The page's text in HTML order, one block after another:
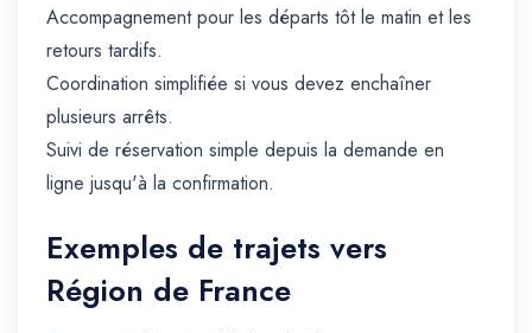
Accompagnement pour les départs tôt le matin et les
retours tardifs.
Coordination simplifiée si vous devez enchaîner
plusieurs arrêts.
Suivi de réservation simple depuis la demande en
ligne jusqu'à la confirmation.
Exemples de trajets vers
Région de France